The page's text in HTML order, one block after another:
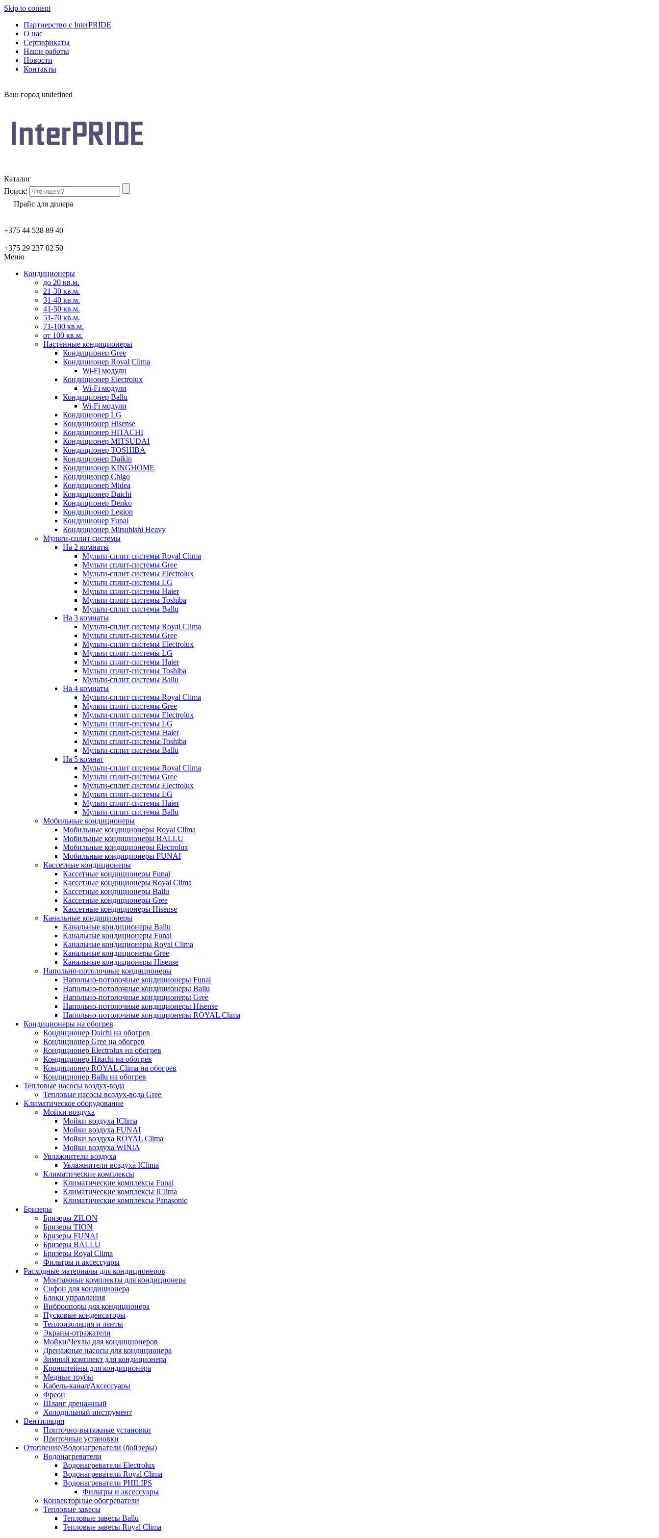
Skip to content
Партнерство с InterPRIDE
О нас
Сертификаты
Наши работы
Новости
Контакты
Ваш город undefined
Каталог
Поиск:
Прайс для дилера
+375 44 538 89 40
+375 29 237 02 50
Меню
Кондиционеры
до 20 кв.м.
21-30 кв.м.
31-40 кв.м.
41-50 кв.м.
51-70 кв.м.
71-100 кв.м.
от 100 кв.м.
Настенные кондиционеры
Кондиционер Gree
Кондиционер Royal Clima
Wi-Fi модули
Кондиционер Electrolux
Wi-Fi модули
Кондиционер Ballu
Wi-Fi модули
Кондиционер LG
Кондиционер Hisense
Кондиционер HITACHI
Кондиционер MITSUDAI
Кондиционер TOSHIBA
Кондиционер Daikin
Кондиционер KINGHOME
Кондиционер Chigo
Кондиционер Midea
Кондиционер Daichi
Кондиционер Denko
Кондиционер Legion
Кондиционер Funai
Кондиционер Mitsubishi Heavy
Мульти-сплит системы
На 2 комнаты
Мульти-сплит системы Royal Clima
Мульти сплит-системы Gree
Мульти-сплит системы Electrolux
Мульти сплит-системы LG
Мульти сплит-системы Haier
Мульти сплит-системы Toshiba
Мульти-сплит системы Ballu
На 3 комнаты
Мульти-сплит системы Royal Clima
Мульти сплит-системы Gree
Мульти-сплит системы Electrolux
Мульти сплит-системы LG
Мульти сплит-системы Haier
Мульти сплит-системы Toshiba
Мульти-сплит системы Ballu
На 4 комнаты
Мульти-сплит системы Royal Clima
Мульти сплит-системы Gree
Мульти-сплит системы Electrolux
Мульти сплит-системы LG
Мульти сплит-системы Haier
Мульти сплит-системы Toshiba
Мульти-сплит системы Ballu
На 5 комнат
Мульти-сплит системы Royal Clima
Мульти сплит-системы Gree
Мульти-сплит системы Electrolux
Мульти сплит-системы LG
Мульти сплит-системы Haier
Мульти-сплит системы Ballu
Мобильные кондиционеры
Мобильные кондиционеры Royal Clima
Мобильные кондиционеры BALLU
Мобильные кондиционеры Electrolux
Мобильные кондиционеры FUNAI
Кассетные кондиционеры
Кассетные кондиционеры Funai
Кассетные кондиционеры Royal Clima
Кассетные кондиционеры Ballu
Кассетные кондиционеры Gree
Кассетные кондиционеры Hisense
Канальные кондиционеры
Канальные кондиционеры Ballu
Канальные кондиционеры Funai
Канальные кондиционеры Royal Clima
Канальные кондиционеры Gree
Канальные кондиционеры Hisense
Напольно-потолочные кондиционеры
Напольно-потолочные кондиционеры Funai
Напольно-потолочные кондиционеры Ballu
Напольно-потолочные кондиционеры Gree
Напольно-потолочные кондиционеры Hisense
Напольно-потолочные кондиционеры ROYAL Clima
Кондиционеры на обогрев
Кондиционер Daichi на обогрев
Кондиционер Gree на обогрев
Кондиционер Electrolux на обогрев
Кондиционер Hitachi на обогрев
Кондиционер ROYAL Clima на обогрев
Кондиционер Ballu на обогрев
Тепловые насосы воздух-вода
Тепловые насосы воздух-вода Gree
Климатическое оборудование
Мойки воздуха
Мойки воздуха IClima
Мойки воздуха FUNAI
Мойки воздуха ROYAL Clima
Мойки воздуха WINIA
Увлажнители воздуха
Увлажнители воздуха IClima
Климатические комплексы
Климатические комплексы Funai
Климатические комплексы IClima
Климатические комплексы Panasonic
Бризеры
Бризеры ZILON
Бризеры TION
Бризеры FUNAI
Бризеры BALLU
Бризеры Royal Clima
Фильтры и аксессуары
Расходные материалы для кондиционеров
Монтажные комплекты для кондиционера
Сифон для кондиционера
Блоки управления
Виброопоры для кондиционера
Пусковые конденсаторы
Теплоизоляция и ленты
Экраны-отражатели
Мойки/Чехлы для кондиционеров
Дренажные насосы для кондиционера
Зимний комплект для кондиционера
Кронштейны для кондиционера
Медные трубы
Кабель-канал/Аксессуары
Фреон
Шланг дренажный
Холодильный инструмент
Вентиляция
Приточно-вытяжные установки
Приточные установки
Отопление/Водонагреватели (бойлеры)
Водонагреватели
Водонагреватели Electrolux
Водонагреватели Royal Clima
Водонагреватели PHILIPS
Фильтры и аксессуары
Конвекторные обогреватели
Тепловые завесы
Тепловые завесы Ballu
Тепловые завесы Royal Clima